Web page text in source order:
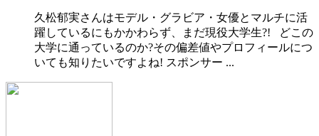
久松郁実さんはモデル・グラビア・女優とマルチに活
躍しているにもかかわらず、まだ現役大学生?! どこの
大学に通っているのか?その偏差値やプロフィールにつ
いても知りたいですよね! スポンサー ...